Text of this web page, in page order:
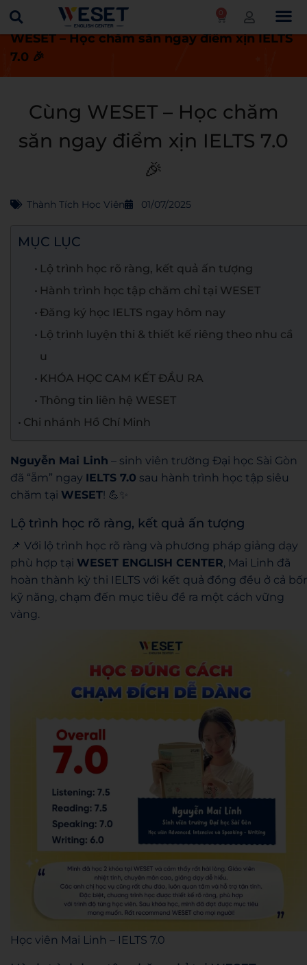
0
Trang chủ Thành tích học viên
Cùng
WESET – Học chăm săn ngay điểm xịn IELTS
7.0 🎉
Cùng WESET – Học chăm
săn ngay điểm xịn IELTS 7.0
🎉
Thành Tích Học Viên 01/07/2025
MỤC LỤC
Lộ trình học rõ ràng, kết quả ấn tượng
Hành trình học tập chăm chỉ tại WESET
Đăng ký học IELTS ngay hôm nay
Lộ trình luyện thi & thiết kế riêng theo nhu cầ
u
KHÓA HỌC CAM KẾT ĐẦU RA
Thông tin liên hệ WESET
Chi nhánh Hồ Chí Minh
Nguyễn Mai Linh – sinh viên trường Đại học Sài Gòn
đã “ẵm” ngay IELTS 7.0 sau hành trình học tập siêu
chăm tại WESET! 💪✨
Lộ trình học rõ ràng, kết quả ấn tượng
📌 Với lộ trình học rõ ràng và phương pháp giảng dạy
phù hợp tại WESET ENGLISH CENTER, Mai Linh đã
hoàn thành kỳ thi IELTS với kết quả đồng đều ở cả
kỹ năng, chạm đến mục tiêu đề ra một cách vững
vàng.
Học viên Mai Linh – IELTS 7.0